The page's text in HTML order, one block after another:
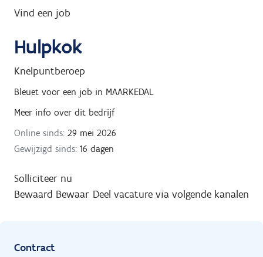
u
n
a
a
Vind een job
Hulpkok
Knelpuntberoep
Bleuet voor een job in MAARKEDAL
Meer info over dit bedrijf
Online sinds: 29 mei 2026
Gewijzigd sinds: 16 dagen
Solliciteer nu
Bewaard Bewaar Deel vacature via volgende kanalen
Contract